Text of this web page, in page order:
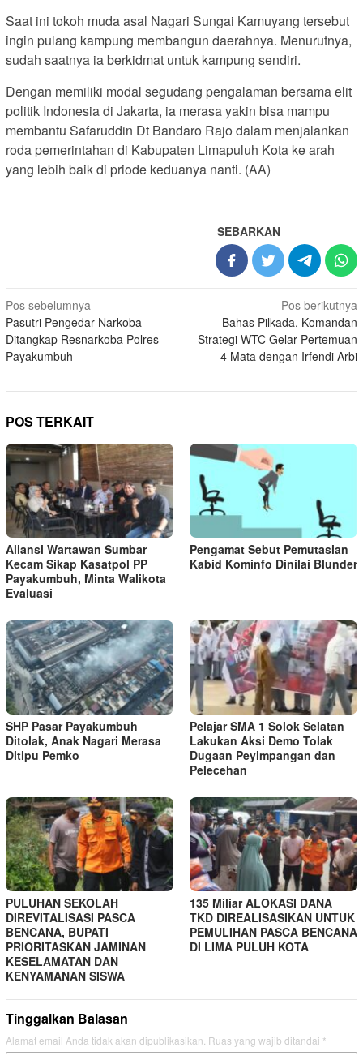
Saat ini tokoh muda asal Nagari Sungai Kamuyang tersebut
ingin pulang kampung membangun daerahnya. Menurutnya,
sudah saatnya ia berkidmat untuk kampung sendiri.
Dengan memiliki modal segudang pengalaman bersama elit
politik Indonesia di Jakarta, ia merasa yakin bisa mampu
membantu Safaruddin Dt Bandaro Rajo dalam menjalankan
roda pemerintahan di Kabupaten Limapuluh Kota ke arah
yang lebih baik di priode keduanya nanti. (AA)
SEBARKAN
Navigasi
pos
Pos sebelumnya
Pasutri Pengedar Narkoba
Ditangkap Resnarkoba Polres
Payakumbuh
Pos berikutnya
Bahas Pilkada, Komandan
Strategi WTC Gelar Pertemuan
4 Mata dengan Irfendi Arbi
POS TERKAIT
Aliansi Wartawan Sumbar
Kecam Sikap Kasatpol PP
Payakumbuh, Minta Walikota
Evaluasi
Pengamat Sebut Pemutasian
Kabid Kominfo Dinilai Blunder
SHP Pasar Payakumbuh
Ditolak, Anak Nagari Merasa
Ditipu Pemko
Pelajar SMA 1 Solok Selatan
Lakukan Aksi Demo Tolak
Dugaan Peyimpangan dan
Pelecehan
PULUHAN SEKOLAH
DIREVITALISASI PASCA
BENCANA, BUPATI
PRIORITASKAN JAMINAN
KESELAMATAN DAN
KENYAMANAN SISWA
135 Miliar ALOKASI DANA
TKD DIREALISASIKAN UNTUK
PEMULIHAN PASCA BENCANA
DI LIMA PULUH KOTA
Tinggalkan Balasan
Alamat email Anda tidak akan dipublikasikan. Ruas yang wajib ditandai *